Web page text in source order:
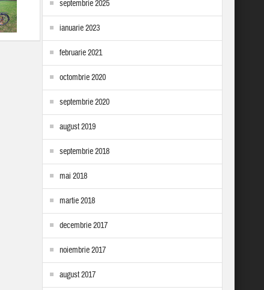
septembrie 2025
ianuarie 2023
februarie 2021
octombrie 2020
septembrie 2020
august 2019
septembrie 2018
mai 2018
martie 2018
decembrie 2017
noiembrie 2017
august 2017